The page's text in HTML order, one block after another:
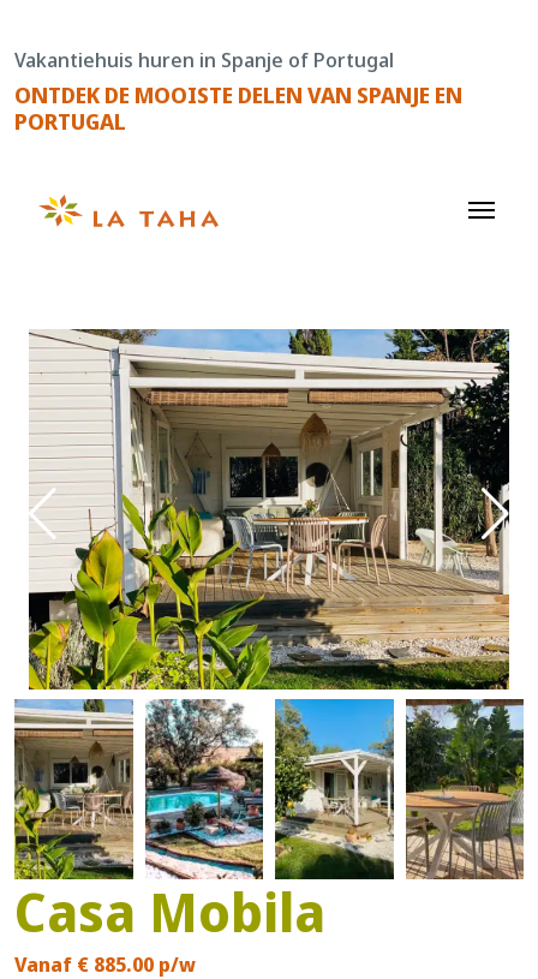
de
content
Vakantiehuis huren in Spanje of Portugal
ONTDEK DE MOOISTE DELEN VAN SPANJE EN
PORTUGAL
Casa Mobila
Vanaf € 885.00 p/w